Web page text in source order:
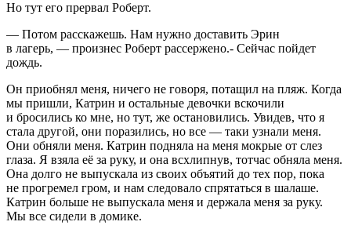
Но тут его прервал Роберт.
— Потом расскажешь. Нам нужно доставить Эрин
в лагерь, — произнес Роберт рассержено.- Сейчас пойдет
дождь.
Он приобнял меня, ничего не говоря, потащил на пляж. Когда
мы пришли, Катрин и остальные девочки вскочили
и бросились ко мне, но тут, же остановились. Увидев, что я
стала другой, они поразились, но все — таки узнали меня.
Они обняли меня. Катрин подняла на меня мокрые от слез
глаза. Я взяла её за руку, и она всхлипнув, тотчас обняла меня.
Она долго не выпускала из своих объятий до тех пор, пока
не прогремел гром, и нам следовало спрятаться в шалаше.
Катрин больше не выпускала меня и держала меня за руку.
Мы все сидели в домике.